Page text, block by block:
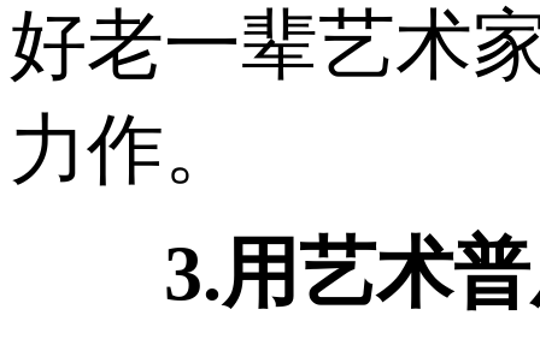
好老一辈艺术
力作。
3.用艺术普